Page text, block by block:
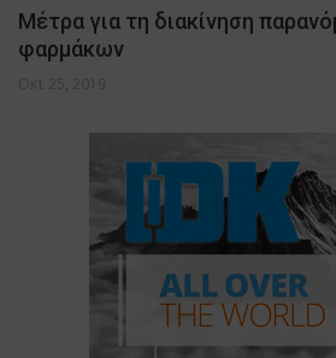
Μέτρα για τη διακίνηση
φαρμάκων
Οκτ 25, 2019